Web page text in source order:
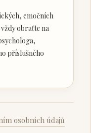
emočních
obraťte na
příslušného
osobních údajů